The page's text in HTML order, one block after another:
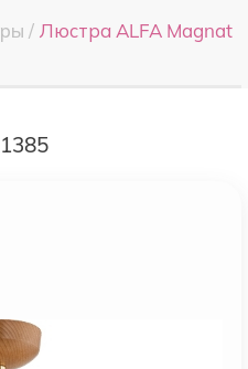
/ Люстра ALFA Magnat